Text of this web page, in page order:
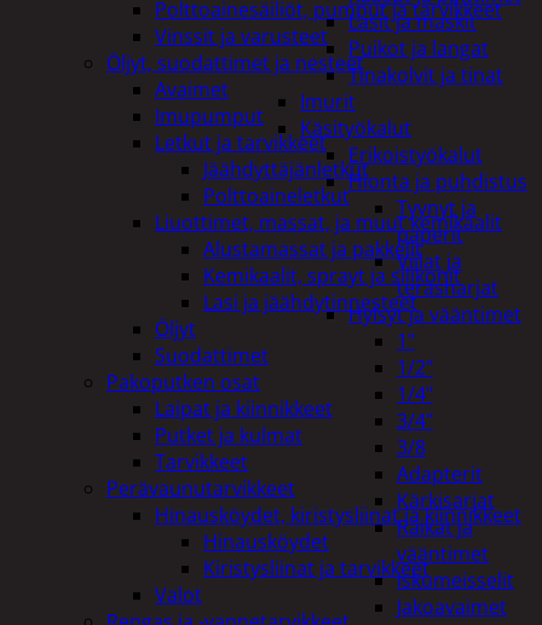
Lasit ja maskit
Puikot ja langat
Tinakolvit ja tinat
Imurit
Käsityökalut
Erikoistyökalut
Hionta ja puhdistus
Tyynyt ja
paperit
Viilat ja
teräsharjat
Hylsyt ja vääntimet
1"
1/2"
1/4"
3/4"
3/8
Adapterit
Kärkisarjat
Räikät ja
vääntimet
Iskumeisselit
Jakoavaimet
Polttoainesäiliöt, pumput ja tarvikkeet
Vinssit ja varusteet
Öljyt, suodattimet ja nesteet
Avaimet
Imupumput
Letkut ja tarvikkeet
Jäähdyttäjänletkut
Polttoaineletkut
Liuottimet, massat, ja muut kemikaalit
Alustamassat ja pakkelit
Kemikaalit, sprayt ja silikonit
Lasi ja jäähdytinnesteet
Öljyt
Suodattimet
Pakoputken osat
Laipat ja kiinnikkeet
Putket ja kulmat
Tarvikkeet
Perävaunutarvikkeet
Hinausköydet, kiristysliinat ja kiinnikkeet
Hinausköydet
Kiristysliinat ja tarvikkeet
Valot